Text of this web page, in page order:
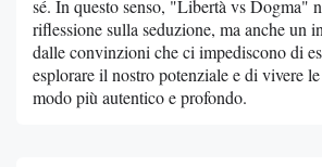
sé. In questo senso, "Libertà vs Dogma"
riflessione sulla seduzione, ma anche un
dalle convinzioni che ci impediscono di
esplorare il nostro potenziale e di vivere
modo più autentico e profondo.